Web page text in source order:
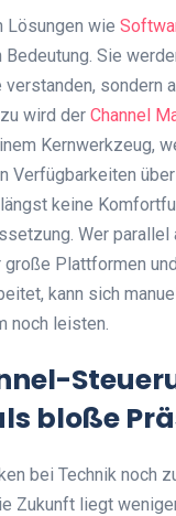
Lösungen wie
Bedeutung. Sie
sondern
wird der Channel
Kernwerkzeug,
Verfügbarkeiten
keine
Wer
große Plattformen
kann sich
noch leisten.
bloße
bei Technik noch
Zukunft liegt